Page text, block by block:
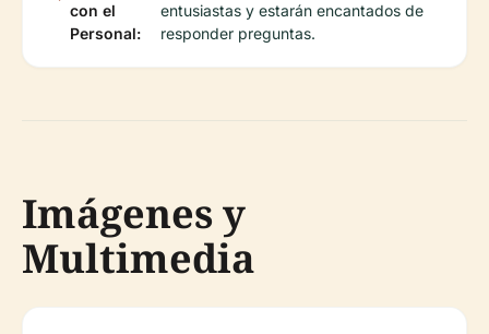
con el
Personal:
entusiastas y estarán encantados de
responder preguntas.
Imágenes y
Multimedia